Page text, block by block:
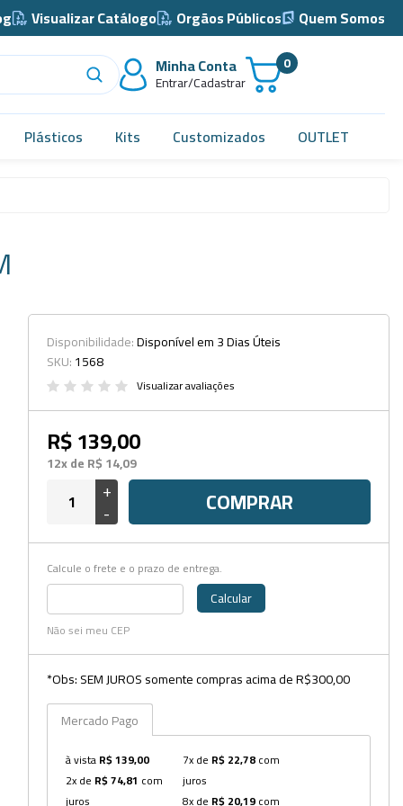
Visualizar Catálogo Orgãos Públicos
Quem Somos
Minha Conta
Entrar/Cadastrar
0
Plásticos
Bandejas
Barril, Barrilete e Bombonas
Beckers
Borrifadores
Cachimbos
Caixas
Cassetes
Cálices e Copos
Cestos e Baldes
Coletores
Coletores e Diagnóstico
Cones
Cubetas
Dessecadores
Kits Customizados OUTLET
Disponibilidade:Disponível em 3 Dias Úteis
SKU:1568
Visualizar avaliações
R$ 139,00
12x de R$ 14,09
+
- COMPRAR
Calcule o frete e o prazo de entrega.
Calcular
Não sei meu CEP
*Obs: SEM JUROS somente compras acima de R$300,00
Mercado Pago
à vistaR$ 139,00
2x de R$ 74,81 com
juros
7x de R$ 22,78com
juros
8x de R$ 20,19com